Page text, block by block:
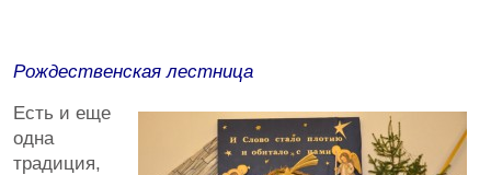
Рождественская лестница
Есть и еще
одна
традиция,